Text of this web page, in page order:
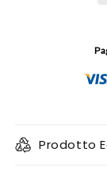
Prodotto